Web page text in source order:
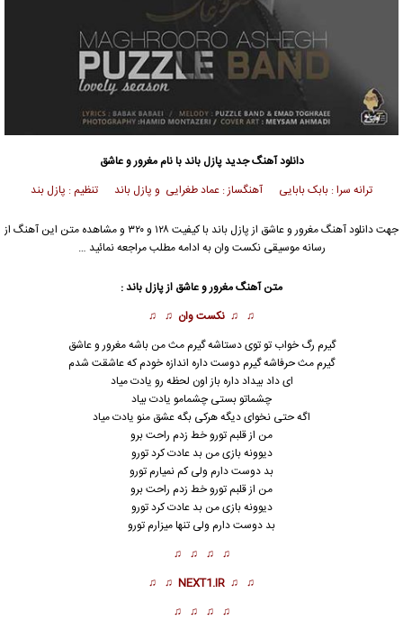
دانلود آهنگ جدیدپازل باندبا نام مغرور و عاشق
ترانه سرا : بابک بابایی آهنگساز : عماد طغرایی و پازل باند تنظیم : پازل بند
جهت دانلود آهنگ مغرور و عاشق از پازل باند
با کیفیت ۱۲۸ و ۳۲۰ و مشاهده متن این آهنگ از
رسانه موسیقی نکست وان به ادامه مطلب مراجعه نمائید …
متن آهنگ مغرور وعاشق ازپازل باند:
♫ ♫ نکست وان ♫ ♫
گیرم رگ خواب تو توی دستاشه گیرم مث من باشهمغرور و عاشق
گیرم مث حرفاشه گیرم دوست داره اندازه خودم که عاشقت شدم
ای داد بیداد داره باز اون لحظه رو یادت میاد
چشماتو بستی چشمامو یادت بیاد
اگه حتی نخوای دیگه هرکی بگه عشق منو یادت میاد
من از قلبم تورو خط زدم راحت برو
دیوونه بازی من بد عادت کرد تورو
بد دوست دارم ولی کم نمیارم تورو
من از قلبم تورو خط زدم راحت برو
دیوونه بازی من بد عادت کرد تورو
بد دوست دارم ولی تنها میزارم تورو
♫ ♫ ♫ ♫
♫ ♫
NEXT1.IR
♫ ♫
♫ ♫ ♫ ♫